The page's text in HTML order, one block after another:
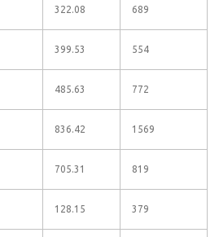
322.08 689
399.53 554
485.63 772
836.42 1569
705.31 819
128.15 379